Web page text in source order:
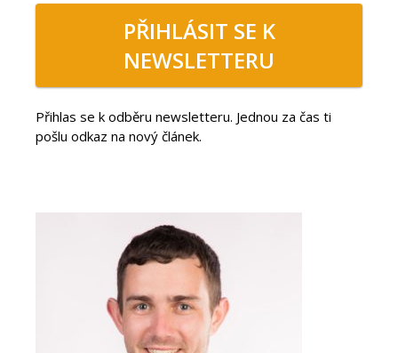
PŘIHLÁSIT SE K
NEWSLETTERU
Přihlas se k odběru newsletteru. Jednou za čas ti
pošlu odkaz na nový článek.